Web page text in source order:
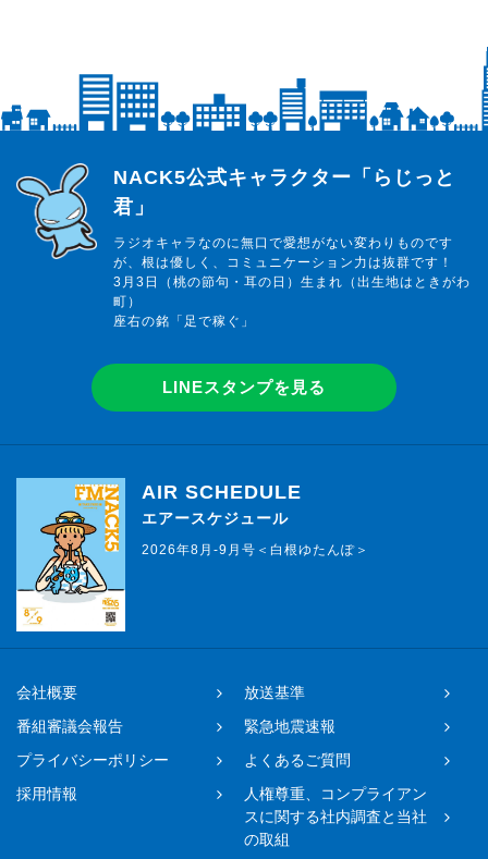
らじっと君
NACK5公式キャラクター「らじっと
君」
ラジオキャラなのに無口で愛想がない変わりものです
が、根は優しく、コミュニケーション力は抜群です！
3月3日（桃の節句・耳の日）生まれ（出生地はときがわ
町）
座右の銘「足で稼ぐ」
LINEスタンプを見る
AIR SCHEDULE
エアースケジュール
2026年8月-9月号＜白根ゆたんぽ＞
会社概要
放送基準
番組審議会報告
緊急地震速報
プライバシーポリシー
よくあるご質問
採用情報
人権尊重、コンプライアン
スに関する社内調査と当社
の取組